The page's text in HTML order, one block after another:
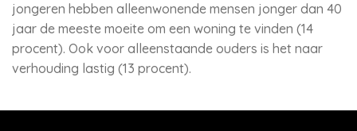
jongeren hebben alleenwonende mensen jonger dan 40
jaar de meeste moeite om een woning te vinden (14
procent). Ook voor alleenstaande ouders is het naar
verhouding lastig (13 procent).